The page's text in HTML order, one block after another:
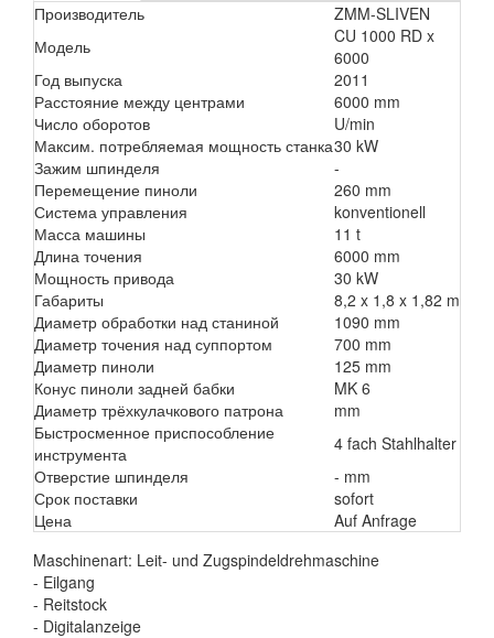
Производитель
ZMM-SLIVEN
Модель
CU 1000 RD x
6000
Год выпуска
2011
Расстояние между центрами
6000 mm
Число оборотов
U/min
Максим. потребляемая мощность станка30 kW
Зажим шпинделя
-
Перемещение пиноли
260 mm
Система управления
konventionell
Масса машины
11 t
Длина точения
6000 mm
Мощность привода
30 kW
Габариты
8,2 x 1,8 x 1,82 m
Диаметр обработки над станиной
1090 mm
Диаметр точения над суппортом
700 mm
Диаметр пиноли
125 mm
Конус пиноли задней бабки
MK 6
Диаметр трёхкулачкового патрона
mm
Быстросменное приспособление
инструмента
4 fach Stahlhalter
Отверстие шпинделя
- mm
Срок поставки
sofort
Цена
Auf Anfrage
Maschinenart: Leit- und Zugspindeldrehmaschine
- Eilgang
- Reitstock
- Digitalanzeige